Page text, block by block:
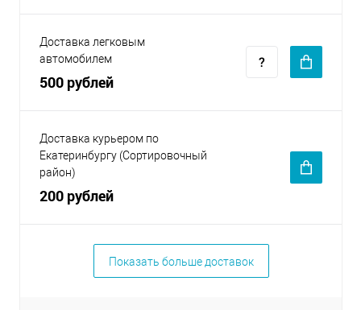
Доставка легковым
автомобилем
500 рублей
Доставка курьером по
Екатеринбургу (Сортировочный
район)
200 рублей
Показать больше доставок